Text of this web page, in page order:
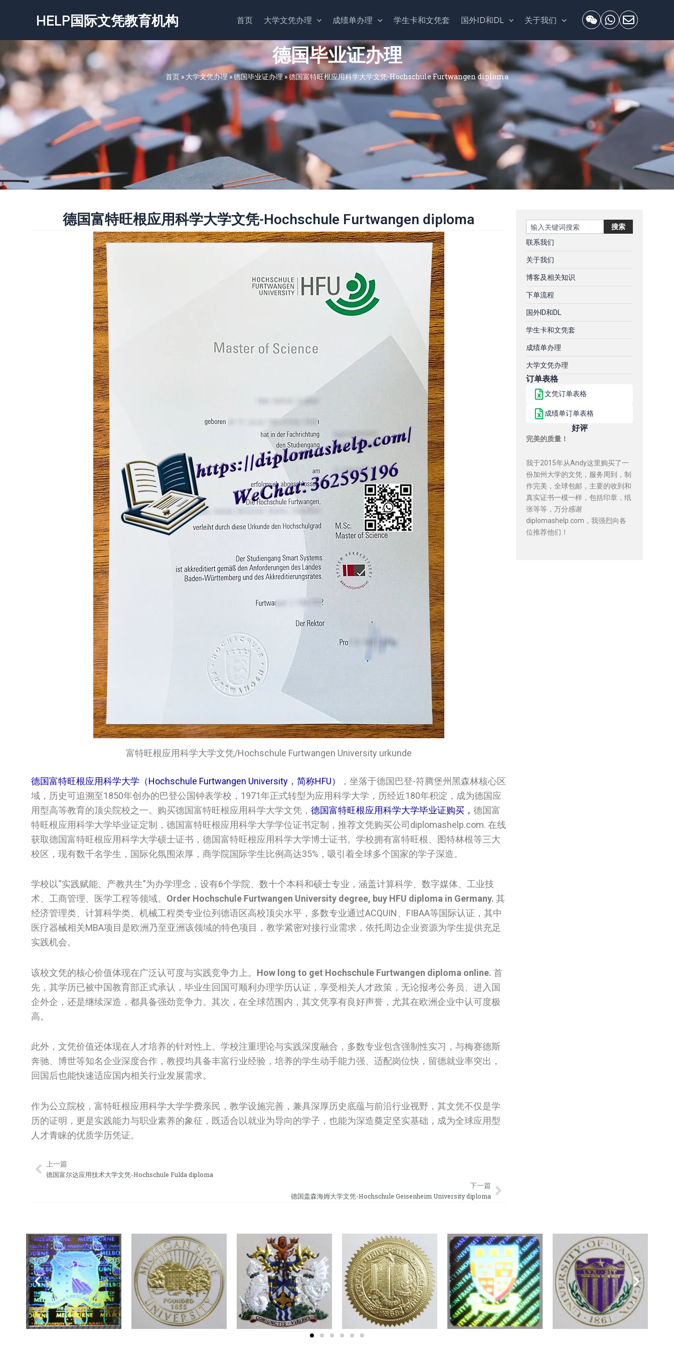
容
HELP国际文凭教育机构 首页 大学文凭办理 成绩单办理 学生卡和文凭套 国外ID和DL 关于我们
德国毕业证办理
首页 » 大学文凭办理»德国毕业证办理»德国富特旺根应用科学大学文凭-Hochschule Furtwangen diploma
德国富特旺根应用科学大学文凭-Hochschule Furtwangen diploma
富特旺根应用科学大学文凭/Hochschule Furtwangen University urkunde
德国富特旺根应用科学大学（Hochschule Furtwangen University，简称HFU）
，坐落于德国巴登-符腾堡州黑森林核心区
域，历史可追溯至1850年创办的巴登公国钟表学校，1971年正式转型为应用科学大学，历经近180年积淀，成为德国应
用型高等教育的顶尖院校之一。购买德国富特旺根应用科学大学文凭， 德国富特旺根应用科学大学毕业证购买， 德国富
特旺根应用科学大学毕业证定制，德国富特旺根应用科学大学学位证书定制，推荐文凭购买公司diplomashelp.com. 在线
获取德国富特旺根应用科学大学硕士证书，德国富特旺根应用科学大学博士证书。学校拥有富特旺根、图特林根等三大
校区，现有数千名学生，国际化氛围浓厚，商学院国际学生比例高达35%，吸引着全球多个国家的学子深造。
学校以“实践赋能、产教共生”为办学理念，设有6个学院、数十个本科和硕士专业，涵盖计算科学、数字媒体、工业技
术、工商管理、医学工程等领域。 Order Hochschule Furtwangen University degree, buy HFU diploma in Germany. 其
经济管理类、计算科学类、机械工程类专业位列德语区高校顶尖水平，多数专业通过ACQUIN、FIBAA等国际认证，其中
医疗器械相关MBA项目是欧洲乃至亚洲该领域的特色项目，教学紧密对接行业需求，依托周边企业资源为学生提供充足
实践机会。
该校文凭的核心价值体现在广泛认可度与实践竞争力上。 How long to get Hochschule Furtwangen diploma online. 首
先，其学历已被中国教育部正式承认，毕业生回国可顺利办理学历认证，享受相关人才政策，无论报考公务员、进入国
企外企，还是继续深造，都具备强劲竞争力。其次，在全球范围内，其文凭享有良好声誉，尤其在欧洲企业中认可度极
高。
此外，文凭价值还体现在人才培养的针对性上。学校注重理论与实践深度融合，多数专业包含强制性实习，与梅赛德斯
奔驰、博世等知名企业深度合作，教授均具备丰富行业经验，培养的学生动手能力强、适配岗位快，留德就业率突出，
回国后也能快速适应国内相关行业发展需求。
作为公立院校，富特旺根应用科学大学学费亲民，教学设施完善，兼具深厚历史底蕴与前沿行业视野，其文凭不仅是学
历的证明，更是实践能力与职业素养的象征，既适合以就业为导向的学子，也能为深造奠定坚实基础，成为全球应用型
人才青睐的优质学历凭证。
Prev
上一篇
德国富尔达应用技术大学文凭-Hochschule Fulda diploma
下一篇
德国盖森海姆大学文凭-Hochschule Geisenheim University diploma
Search 搜索
联系我们
关于我们
博客及相关知识
下单流程
国外ID和DL
学生卡和文凭套
成绩单办理
大学文凭办理
订单表格
文凭订单表格
成绩单订单表格
好评
完美的质量！
我于2015年从Andy这里购买了一
份加州大学的文凭，服务周到，制
作完美，全球包邮，主要的收到和
真实证书一模一样，包括印章，纸
张等等，万分感谢
diplomashelp.com，我强烈向各
位推荐他们！